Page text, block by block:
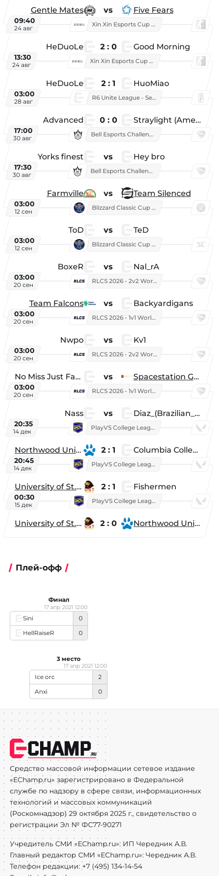
Gentle Mates vs Five Fears
09:40
24 авг
Xin Xin Esports Cup 2025
HeDuoLe 2 : 0 Good Morning
13:30
24 авг
Xin Xin Esports Cup 2026
HeDuoLe 2 : 1 HuoMiao
03:00
28 авг
R6 Unite League - Season 1
Advanced 0 : 0 Straylight (American team)
17:00
30 авг
Bell Esports Challenge 2026
Yorks finest vs Hey bro
17:30
30 авг
Bell Esports Challenge 2026
Farmville vs Team Silenced
03:00
12 сен
Blizzard Classic Cup 2026
ToD vs TeD
03:00
12 сен
Blizzard Classic Cup 2026
BoxeR vs Nal_rA
03:00
20 сен
RLCS 2026 - 2v2 World Championship
Team Falcons vs Backyardigans
03:00
20 сен
RLCS 2026 - 1v1 World Championship
Nwpo vs Kv1
03:00
20 сен
RLCS 2026 - 2v2 World Championship
No Miss Just Fake vs Spacestation Gaming
03:00
20 сен
RLCS 2026 - 1v1 World Championship
Nass vs Diaz_(Brazilian_Player)
20:35
14 дек
PlayVS College League 2025: Fall
Northwood University 2 : 1 Columbia College
20:45
14 дек
PlayVS College League 2025: Fall
University of St. Thomas 2 : 1 Fishermen
00:30
15 дек
PlayVS College League 2025: Fall
University of St. Thomas 2 : 0 Northwood University
Плей-офф
Sini
0
HellRaiseR
0
17 апр 2021 12:00
Финал
Ice orc
2
Anxi
0
17 апр 2021 12:00
3 место
Средство массовой информации сетевое издание
«EChamp.ru» зарегистрировано в Федеральной
службе по надзору в сфере связи, информационных
технологий и массовых коммуникаций
(Роскомнадзор) 29 октября 2025 г., свидетельство о
регистрации Эл № ФС77-90271
Учредитель СМИ «EChamp.ru»: ИП Чередник А.В.
Главный редактор СМИ «EChamp.ru»: Чередник А.В.
Телефон редакции: +7 (495) 134-14-54